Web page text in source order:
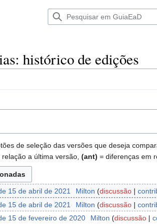
histórico de edições
de seleção das versões que deseja
a última versão, (ant) = diferenças em
15 de abril de 2021 Milton discussão
15 de abril de 2021 Milton discussão
15 de fevereiro de 2020 Milton discussão